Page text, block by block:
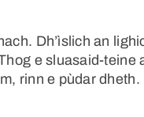
Dh’ìslich an
e sluasaid-teine
rinn e pùdar dheth.